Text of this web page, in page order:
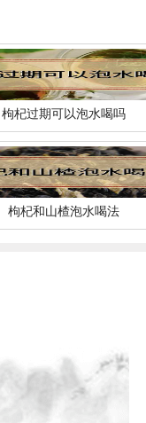
枸杞过期可以泡水喝吗
枸杞和山楂泡水喝法